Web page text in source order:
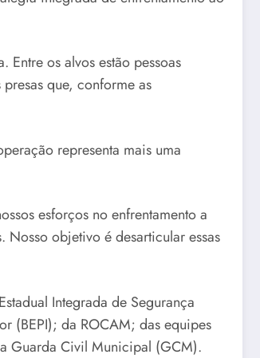
os alvos estão pessoas
que, conforme as
representa mais uma
esforços no enfrentamento a
objetivo é desarticular essas
Integrada de Segurança
(BEPI); da ROCAM; das equipes
Guarda Civil Municipal (GCM).